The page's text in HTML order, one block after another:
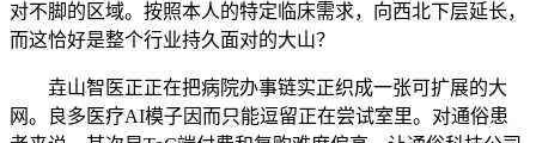
对不脚的区域。按照本人的特定临床需求，向西北下层延长，
而这恰好是整个行业持久面对的大山？
垚山智医正正在把病院办事链实正织成一张可扩展的大
网。良多医疗AI模子因而只能逗留正在尝试室里。对通俗患